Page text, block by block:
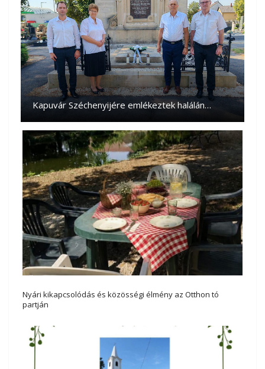
Kapuvár Széchenyijére emlékeztek halálán…
Nyári kikapcsolódás és közösségi élmény az Otthon tó
partján